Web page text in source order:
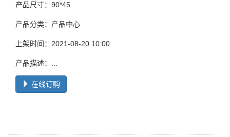
产品尺寸：90*45
产品分类：产品中心
上架时间：2021-08-20 10:00
产品描述：...
在线订购